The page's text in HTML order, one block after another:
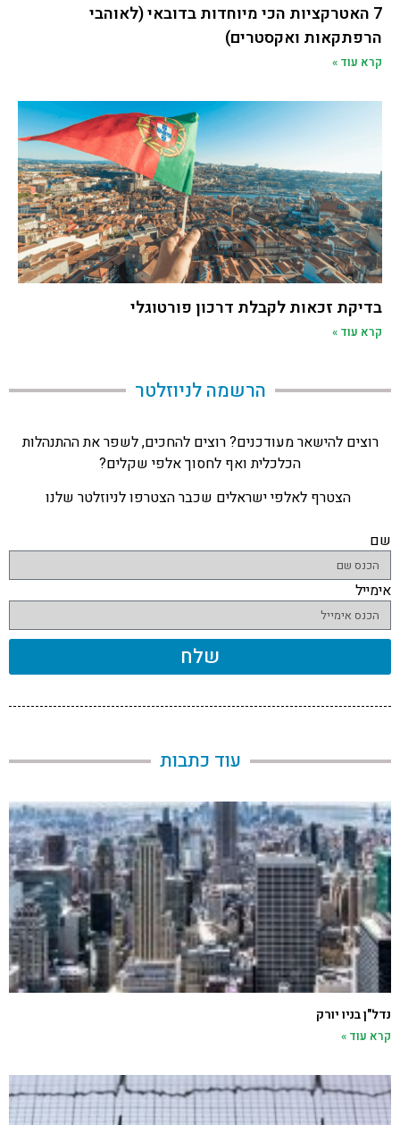
7 האטרקציות הכי מיוחדות בדובאי (לאוהבי
הרפתקאות ואקסטרים)​
קרא עוד »
בדיקת זכאות לקבלת דרכון פורטוגלי
קרא עוד »
הרשמה לניוזלטר​
רוצים להישאר מעודכנים? רוצים להחכים, לשפר את ההתנהלות
הכלכלית ואף לחסוך אלפי שקלים?
הצטרף לאלפי ישראלים שכבר הצטרפו לניוזלטר שלנו
שם
אימייל
שלח
עוד כתבות
נדל"ן בניו יורק
קרא עוד »